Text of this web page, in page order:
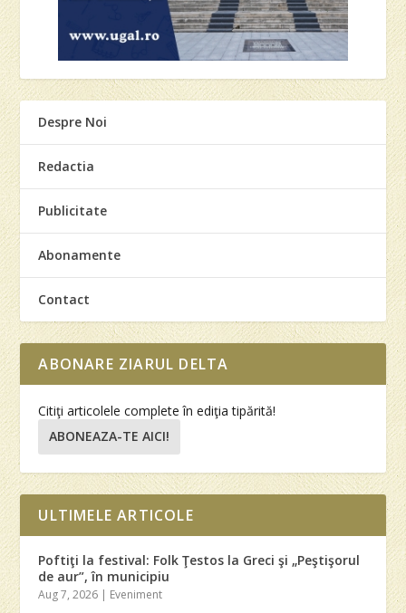
Despre Noi
Redactia
Publicitate
Abonamente
Contact
ABONARE ZIARUL DELTA
Citiţi articolele complete în ediţia tipărită!
ABONEAZA-TE AICI!
ULTIMELE ARTICOLE
Poftiţi la festival: Folk Ţestos la Greci şi „Peştişorul
de aur”, în municipiu
Aug 7, 2026 | Eveniment